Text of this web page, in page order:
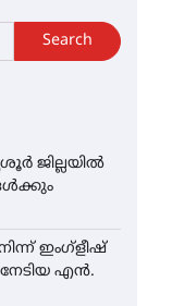
Search
ജില്ലയിൽ
ഇംഗ്ളീഷ്
എൻ.